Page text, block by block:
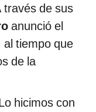
través de sus
anunció el
al tiempo que
de la
hicimos con